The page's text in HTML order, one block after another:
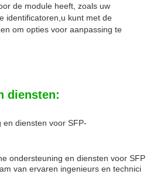
de module heeft, zoals uw
identificatoren,u kunt met de
om opties voor aanpassing te
diensten:
en diensten voor SFP-
ondersteuning en diensten voor SFP
van ervaren ingenieurs en technici